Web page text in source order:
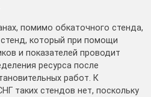
помимо обкаточного стенда,
который при помощи
и показателей проводит
ресурса после
работ. К
таких стендов нет, поскольку